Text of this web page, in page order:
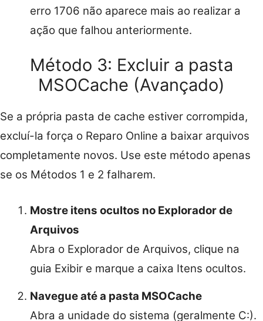
erro 1706 não aparece mais ao realizar a
ação que falhou anteriormente.
Método 3: Excluir a pasta
MSOCache (Avançado)
Se a própria pasta de cache estiver corrompida,
excluí-la força o Reparo Online a baixar arquivos
completamente novos. Use este método apenas
se os Métodos 1 e 2 falharem.
Mostre itens ocultos no Explorador de
Arquivos
Abra o Explorador de Arquivos, clique na
guia Exibir e marque a caixa Itens ocultos.
Navegue até a pasta MSOCache
Abra a unidade do sistema (geralmente C:).